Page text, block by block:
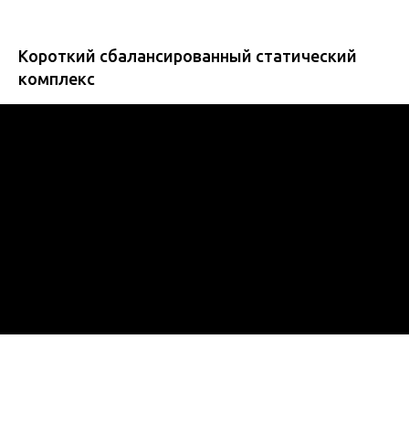
Короткий сбалансированный статический
комплекс